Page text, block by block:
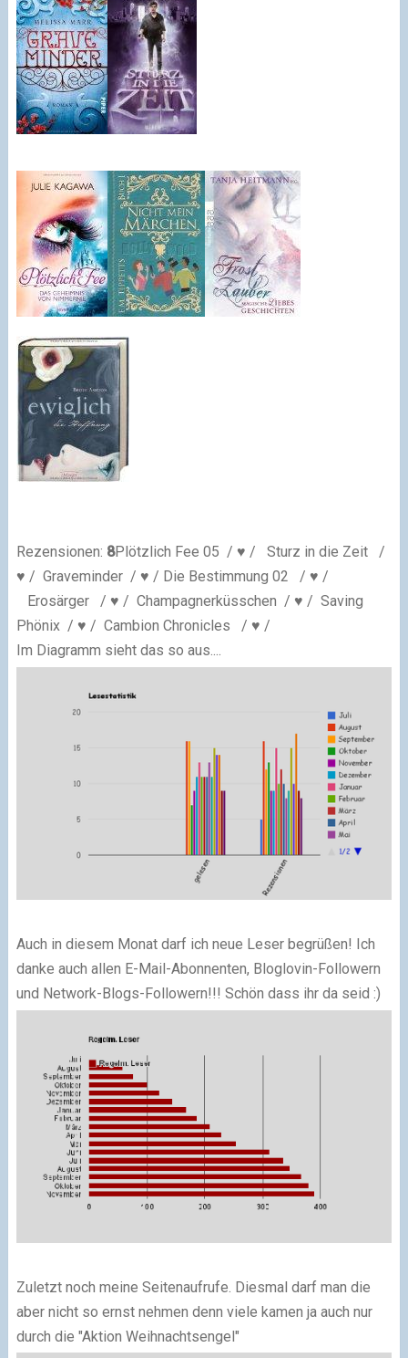
Rezensionen: 8Plötzlich Fee 05 / ♥ / Sturz in die Zeit /
♥ / Graveminder / ♥ / Die Bestimmung 02 / ♥ /
Erosärger / ♥ / Champagnerküsschen / ♥ / Saving
Phönix / ♥ / Cambion Chronicles / ♥ /
Im Diagramm sieht das so aus....
Auch in diesem Monat darf ich neue Leser begrüßen! Ich
danke auch allen E-Mail-Abonnenten, Bloglovin-Followern
und Network-Blogs-Followern!!! Schön dass ihr da seid :)
Zuletzt noch meine Seitenaufrufe . Diesmal darf man die
aber nicht so ernst nehmen denn viele kamen ja auch nur
durch die "Aktion Weihnachtsengel"